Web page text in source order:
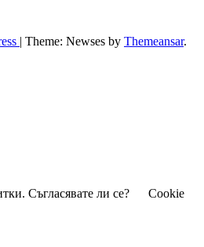
| Theme: Newses by Themeansar.
Съгласявате ли се?
Cookie